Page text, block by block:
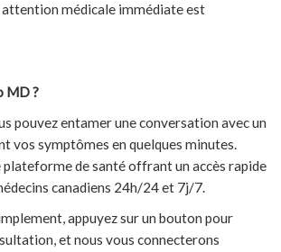
attention médicale immédiate est
MD ?
pouvez entamer une conversation avec un
vos symptômes en quelques minutes.
plateforme de santé offrant un accès rapide
canadiens 24h/24 et 7j/7.
appuyez sur un bouton pour
et nous vous connecterons